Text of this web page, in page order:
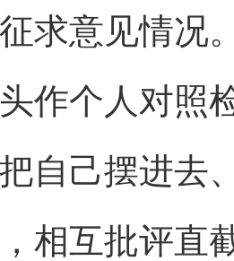
求意见情况
作个人对照
自己摆进去
相互批评直